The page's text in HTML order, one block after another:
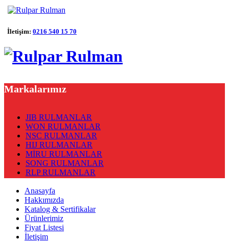
İletişim: 0216 540 15 70
Markalarımız
JIB RULMANLAR
WON RULMANLAR
NSC RULMANLAR
HIJ RULMANLAR
MİRU RULMANLAR
SONG RULMANLAR
RLP RULMANLAR
Anasayfa
Hakkımızda
Katalog & Sertifikalar
Ürünlerimiz
Fiyat Listesi
İletişim